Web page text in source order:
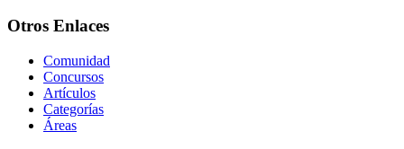
Otros Enlaces
Comunidad
Concursos
Artículos
Categorías
Áreas